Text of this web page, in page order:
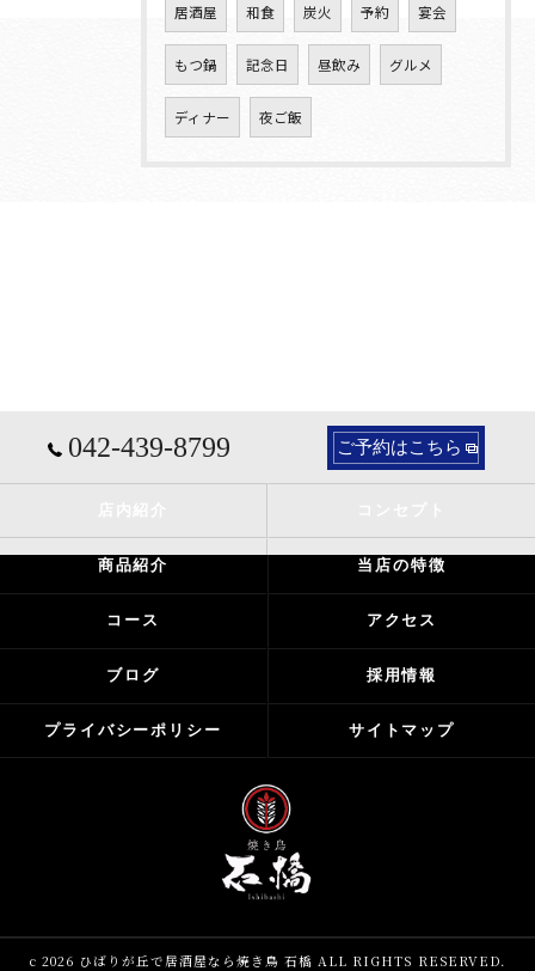
居酒屋 和食 炭火 予約 宴会
もつ鍋 記念日 昼飲み グルメ
ディナー 夜ご飯
042-439-8799 ご予約はこちら
商品紹介 当店の特徴
コース アクセス
ブログ 採用情報
プライバシーポリシー サイトマップ
c 2026 ひばりが丘で居酒屋なら焼き鳥 石橋 ALL RIGHTS RESERVED.